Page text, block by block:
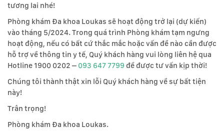
tương lai nhé!
Phòng khám Đa khoa Loukas sẽ hoạt động trở lại (dự kiến)
vào tháng 5/2024. Trong quá trình Phòng khám tạm ngưng
hoạt động, nếu có bất cứ thắc mắc hoặc vấn đề nào cần được
hỗ trợ về thông tin y tế, Quý khách hàng vui lòng liên hệ qua
Hotline 1900 0202 – 093 647 7799 để được tư vấn kịp thời!
Chúng tôi thành thật xin lỗi Quý khách hàng về sự bất tiện
này!
Trân trọng!
Phòng khám Đa khoa Loukas.